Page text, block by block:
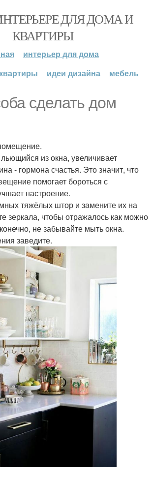
ДЛЯ ДОМА И
КВАРТИРЫ
интерьер для дома
идеи дизайна мебель
сделать дом
из окна, увеличивает
- гормона счастья. Это значит, что
помогает бороться с
настроение.
тяжёлых штор и замените их на
зеркала, чтобы отражалось как можно
не забывайте мыть окна.
заведите.